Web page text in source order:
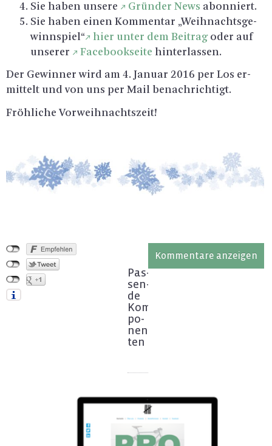
Sie haben un­se­re
Grün­der News abon­niert.
Sie haben einen Kom­men­tar „Weih­nachts­ge­
winn­spiel“
hier unter dem Bei­tragoder auf
un­se­rer
Face­book­sei­te hin­ter­las­sen.
Der Ge­win­ner wird am 4. Ja­nu­ar 2016 per Los er­
mit­telt und von uns per Mail be­nach­rich­tigt.
Fröh­li­che Vor­weih­nachts­zeit!
Kommentare anzeigen
Pas­
sen­
de
Kom­
po­
nen­
ten